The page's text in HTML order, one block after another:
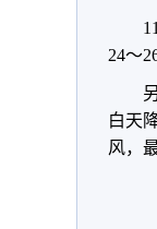
24～
白天
风，